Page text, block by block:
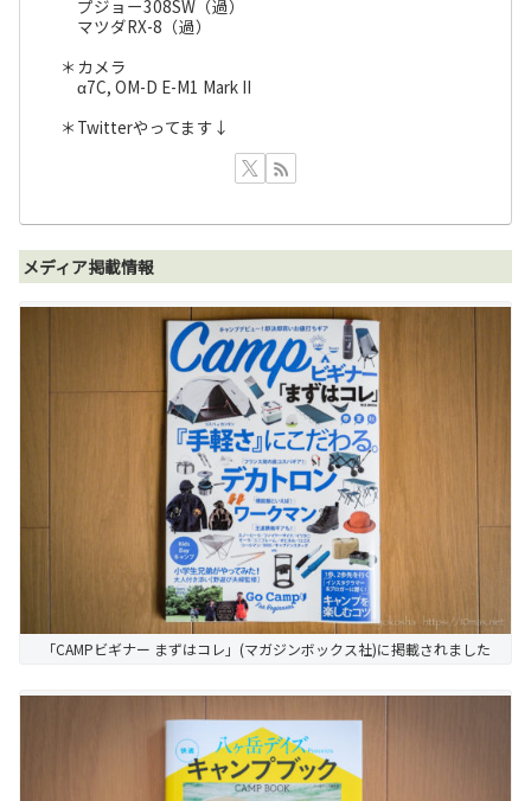
プジョー308SW（過）
マツダRX-8（過）
＊カメラ
α7C, OM-D E-M1 Mark II
＊Twitterやってます↓
メディア掲載情報
「CAMPビギナー まずはコレ」(マガジンボックス社)に掲載されました